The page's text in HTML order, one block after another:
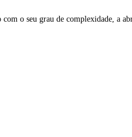
o seu grau de complexidade, a